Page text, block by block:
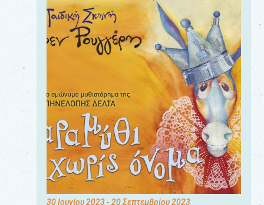
30 Ιουνίου 2023- 20 Σεπτεμβρίου 2023